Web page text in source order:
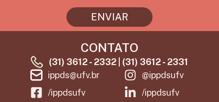
ENVIAR
CONTATO
(31) 3612 - 2332 | (31) 3612 - 2331
ippds@ufv.br
/ippdsufv
@ippdsufv
/ippdsufv